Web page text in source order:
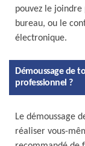
pouvez le
bureau, ou le
électronique.
Démoussage de
professionnel ?
Le démoussage
réaliser vous-